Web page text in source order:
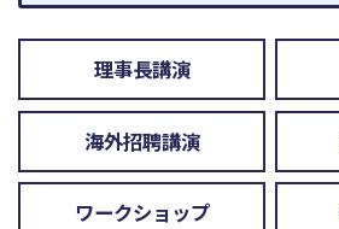
理事長講演
海外招聘講演
ワークショップ